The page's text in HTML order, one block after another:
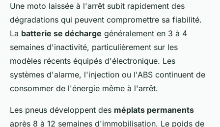
Une moto laissée à l'arrêt subit rapidement des
dégradations qui peuvent compromettre sa fiabilité.
La batterie se décharge généralement en 3 à 4
semaines d'inactivité, particulièrement sur les
modèles récents équipés d'électronique. Les
systèmes d'alarme, l'injection ou l'ABS continuent de
consommer de l'énergie même à l'arrêt.
Les pneus développent des méplats permanents
après 8 à 12 semaines d'immobilisation. Le poids de